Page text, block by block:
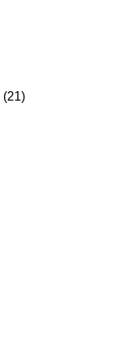
(21)